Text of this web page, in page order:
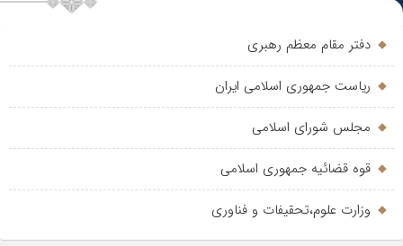
دفتر مقام معظم رهبری
ریاست جمهوری اسلامی ایران
مجلس شورای اسلامی
قوه قضائیه جمهوری اسلامی
وزارت علوم،تحقیفات و فناوری